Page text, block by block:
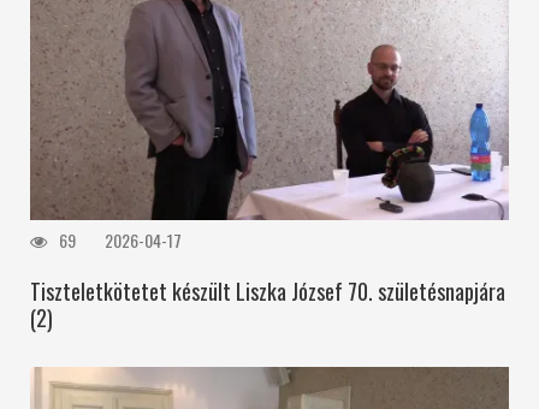
69 2026-04-17
Tiszteletkötetet készült Liszka József 70. születésnapjára
(2)